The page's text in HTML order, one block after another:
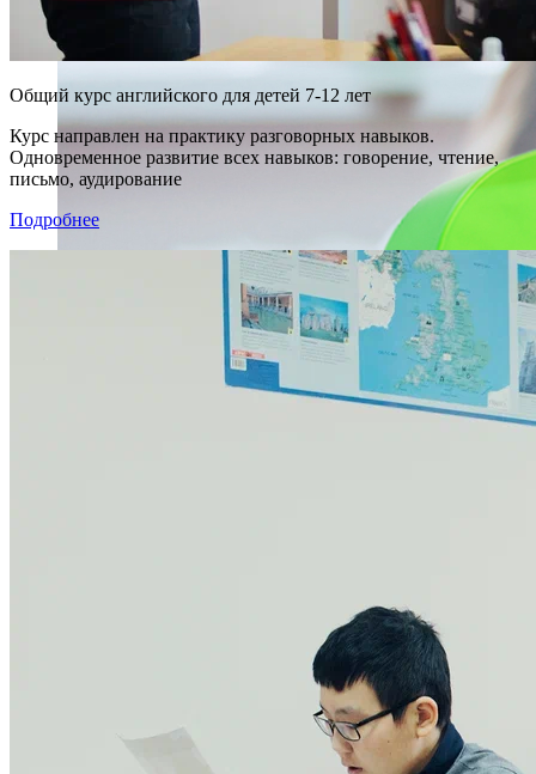
Общий курс английского для детей 7-12 лет
Курс направлен на практику разговорных навыков.
Одновременное развитие всех навыков: говорение, чтение,
письмо, аудирование
Подробнее